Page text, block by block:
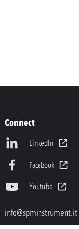
Connect
LinkedIn
Facebook
Youtube
info@spminstrument.it